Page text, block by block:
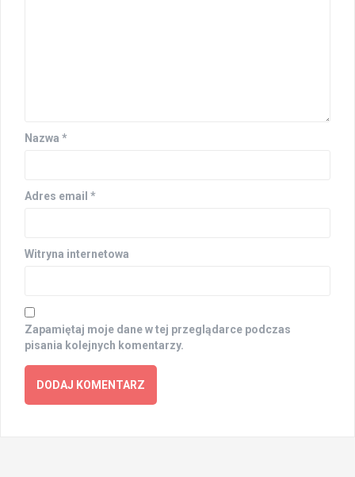
Nazwa *
Adres email *
Witryna internetowa
Zapamiętaj moje dane w tej przeglądarce podczas
pisania kolejnych komentarzy.